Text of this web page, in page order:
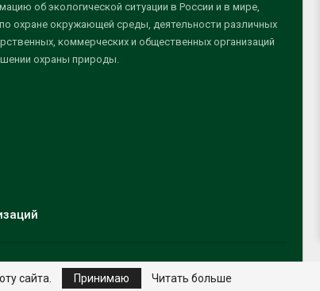
об экологической ситуации в России и в мире,
охране окружающей среды, деятельности различных
коммерческих и общественных организаций
охраны природы.
сайта. Принимаю Читать больше